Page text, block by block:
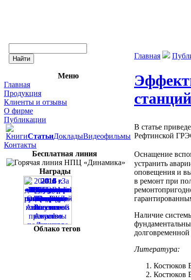
Меню
Главная
Продукция
Клиенты и отзывы
О фирме
Публикации
КнигиСтатьиДокладыВидеофильмы
Контакты
Бесплатная линия
Награды
Облако тегов
Главная
станций
В статье
Рефтинской
Оснащение
устранить
оповещения и
в ремонт при
Наличие
Литература:
Костюков
Костюков